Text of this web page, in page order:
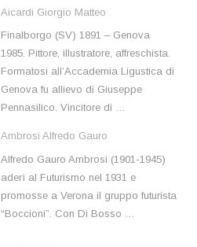
Aicardi Giorgio Matteo
Finalborgo (SV) 1891 – Genova
1985. Pittore, illustratore, affreschista.
Formatosi all’Accademia Ligustica di
Genova fu allievo di Giuseppe
Pennasilico. Vincitore di …
Ambrosi Alfredo Gauro
Alfredo Gauro Ambrosi (1901-1945)
aderì al Futurismo nel 1931 e
promosse a Verona il gruppo futurista
“Boccioni”. Con Di Bosso …